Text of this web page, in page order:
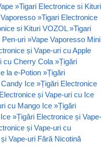
»Tigari Electronice si Kituri
»Tigari Electronice
si Kituri VOZOL »Tigari
Pen-uri »Vape Vaporesso Mini
și Vape-uri cu Apple
cu Cherry Cola »Țigări
la e-Potion »Țigări
Ice »Țigări Electronice
și Vape-uri cu Ice
cu Mango Ice »Țigări
»Țigări Electronice și Vape-
și Vape-uri cu
Vape-uri Fără Nicotină